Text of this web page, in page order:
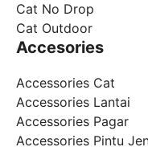
Cat No Drop
Cat Outdoor
Accesories
Accessories Cat
Accessories Lantai
Accessories Pagar
Accessories Pintu